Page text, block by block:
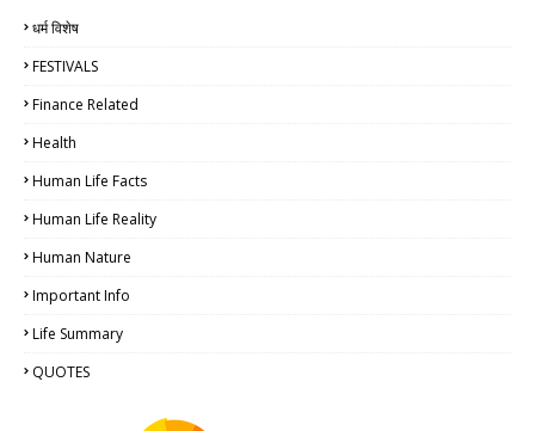
धर्म विशेष
FESTIVALS
Finance Related
Health
Human Life Facts
Human Life Reality
Human Nature
Important Info
Life Summary
QUOTES